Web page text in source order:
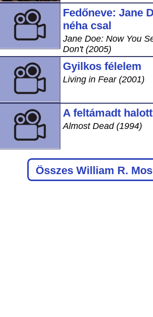
Fedőneve: Jane
néha csal
Jane Doe: Now You
Don't (2005)
Gyilkos félelem
Living in Fear (2001)
A feltámadt halott
Almost Dead (1994)
Összes William R.